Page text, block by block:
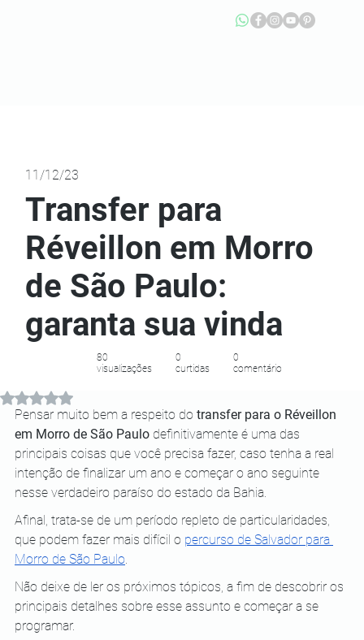
Avaliado com NaN de 5 estrelas.
Pensar muito bem a respeito do transfer para o Réveillon
em Morro de São Paulo definitivamente é uma das
principais coisas que você precisa fazer, caso tenha a real
intenção de finalizar um ano e começar o ano seguinte
nesse verdadeiro paraíso do estado da Bahia.
Afinal, trata-se de um período repleto de particularidades,
que podem fazer mais difícil o percurso de Salvador para
Morro de São Paulo.
Não deixe de ler os próximos tópicos, a fim de descobrir os
principais detalhes sobre esse assunto e começar a se
programar.
80
visualizações
0
curtidas
0
comentário
Transfer para
Réveillon em Morro
de São Paulo:
garanta sua vinda
11/12/23